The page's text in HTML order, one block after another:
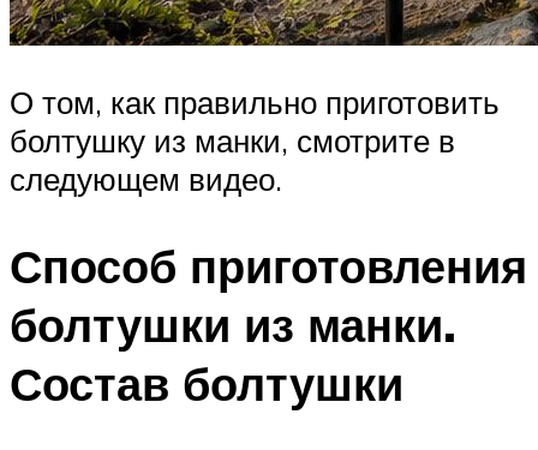
О том, как правильно приготовить
болтушку из манки, смотрите в
следующем видео.
Способ приготовления
болтушки из манки.
Состав болтушки